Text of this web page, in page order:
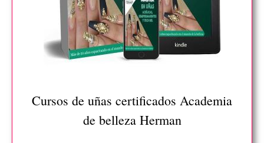
Cursos de uñas certificados Academia
de belleza Herman